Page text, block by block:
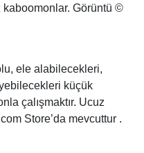
kaboomonlar. Görüntü ©
ele alabilecekleri,
küçük
çalışmaktır. Ucuz
Store’da mevcuttur .